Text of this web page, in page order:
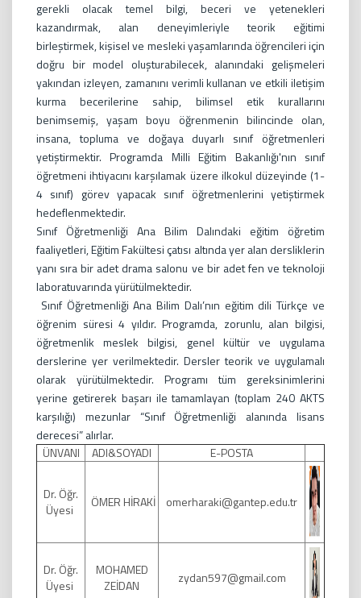
gerekli olacak temel bilgi, beceri ve yetenekleri
kazandırmak, alan deneyimleriyle teorik eğitimi
birleştirmek, kişisel ve mesleki yaşamlarında öğrencileri için
doğru bir model oluşturabilecek, alanındaki gelişmeleri
yakından izleyen, zamanını verimli kullanan ve etkili iletişim
kurma becerilerine sahip, bilimsel etik kurallarını
benimsemiş, yaşam boyu öğrenmenin bilincinde olan,
insana, topluma ve doğaya duyarlı sınıf öğretmenleri
yetiştirmektir. Programda Milli Eğitim Bakanlığı'nın sınıf
öğretmeni ihtiyacını karşılamak üzere ilkokul düzeyinde (1-
4 sınıf) görev yapacak sınıf öğretmenlerini yetiştirmek
hedeflenmektedir.
Sınıf Öğretmenliği Ana Bilim Dalındaki eğitim öğretim
faaliyetleri, Eğitim Fakültesi çatısı altında yer alan dersliklerin
yanı sıra bir adet drama salonu ve bir adet fen ve teknoloji
laboratuvarında yürütülmektedir.
Sınıf Öğretmenliği Ana Bilim Dalı’nın eğitim dili Türkçe ve
öğrenim süresi 4 yıldır. Programda, zorunlu, alan bilgisi,
öğretmenlik meslek bilgisi, genel kültür ve uygulama
derslerine yer verilmektedir. Dersler teorik ve uygulamalı
olarak yürütülmektedir. Programı tüm gereksinimlerini
yerine getirerek başarı ile tamamlayan (toplam 240 AKTS
karşılığı) mezunlar “Sınıf Öğretmenliği alanında lisans
derecesi” alırlar.
ÜNVANI
ADI&SOYADI E-POSTA
Dr. Öğr.
Üyesi
ÖMER HİRAKİ omerharaki@gantep.edu.tr
Dr. Öğr.
Üyesi
MOHAMED
ZEİDAN
zydan597@gmail.com